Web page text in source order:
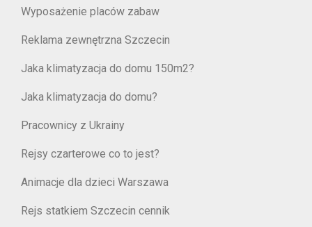
Wyposażenie placów zabaw
Reklama zewnętrzna Szczecin
Jaka klimatyzacja do domu 150m2?
Jaka klimatyzacja do domu?
Pracownicy z Ukrainy
Rejsy czarterowe co to jest?
Animacje dla dzieci Warszawa
Rejs statkiem Szczecin cennik